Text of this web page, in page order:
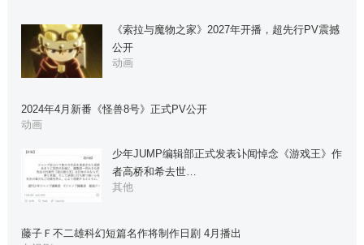
《索拉与魔物之家》2027年开播，超先行PV震撼
公开
动画
2024年4月新番《怪兽8号》正式PV公开
动画
少年JUMP编辑部正式发表讣闻悼念《游戏王》作
者高桥和希去世…
其他
藤子Ｆ不二雄科幻短篇名作将制作日剧 4月播出